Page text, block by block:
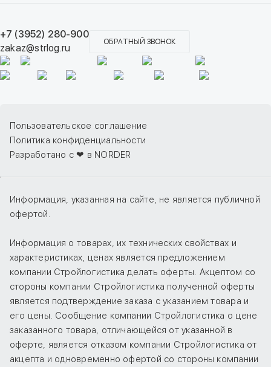
+7 (3952) 280-900
zakaz@strlog.ru
ОБРАТНЫЙ ЗВОНОК
Пользовательское соглашение
Политика конфиденциальности
Разработано с ❤ в NORDER
Информация, указанная на сайте, не является публичной
офертой.
Информация о товарах, их технических свойствах и
характеристиках, ценах является предложением
компании Стройлогистика делать оферты. Акцептом со
стороны компании Стройлогистика полученной оферты
является подтверждение заказа с указанием товара и
его цены. Сообщение компании Стройлогистика о цене
заказанного товара, отличающейся от указанной в
оферте, является отказом компании Стройлогистика от
акцепта и одновременно офертой со стороны компании